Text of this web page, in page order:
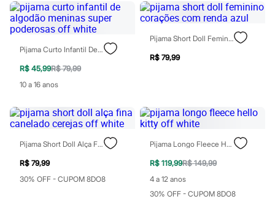
Banderas
Beleza C&A
Boca Rosa
Carolina Herrera
Ciclo
Fran by Franciny Ehlke
Jean Paul Gaultier
Mari Maria
Mascavo
Niina Secrets
Océane
Payot
Rabanne
Real Techniques
Vizzela
Pijama Curto Infantil De Algodão Meninas Super Poderosas Off White
R$ 45,99R$ 79,99
10 a 16 anos
Pijama Short Doll Feminino Corações Com Renda Azul
R$ 79,99
Pijama Short Doll Alça Fina Canelado Cerejas Off White
R$ 79,99
30% OFF - CUPOM 8DO8
Pijama Longo Fleece Hello Kitty Off White
R$ 119,99R$ 149,99
4 a 12 anos
30% OFF - CUPOM 8DO8